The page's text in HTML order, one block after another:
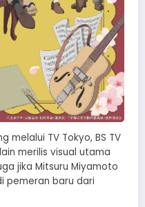
melalui TV Tokyo, BS TV
merilis visual utama
jika Mitsuru Miyamoto
pemeran baru dari